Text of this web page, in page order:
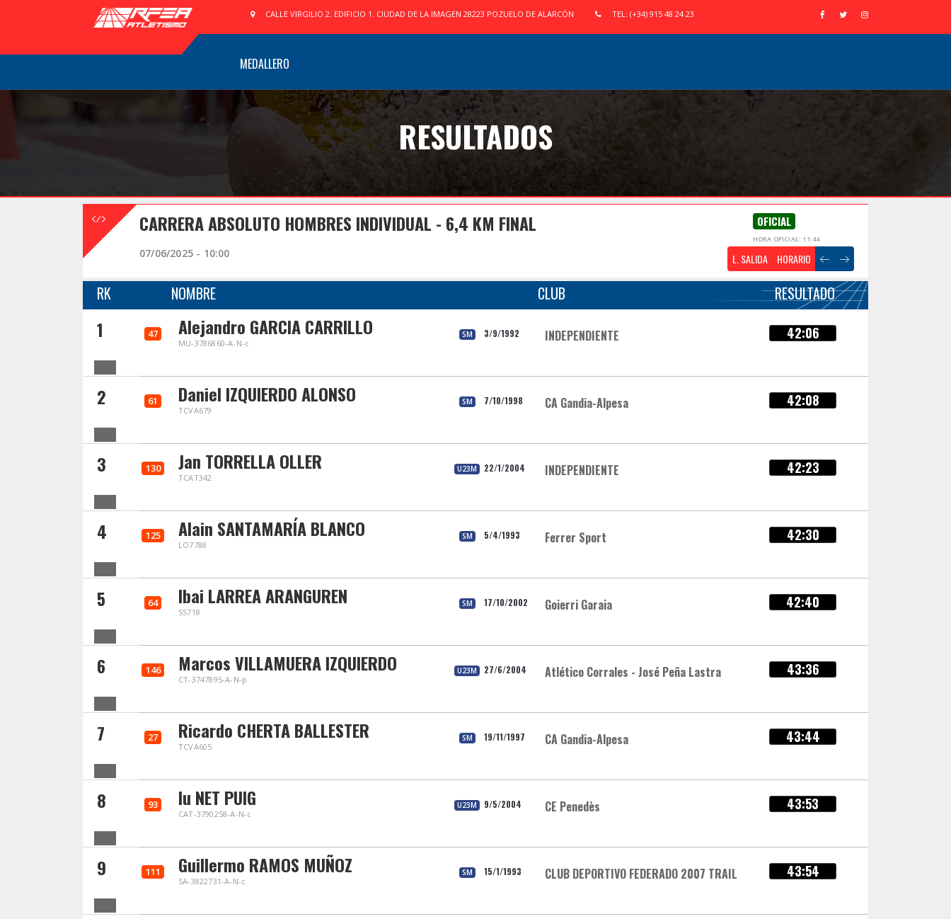
CALLE VIRGILIO 2. EDIFICIO 1. CIUDAD DE LA IMAGEN 28223 POZUELO DE ALARCÓN TEL: (+34) 915 48 24 23
MEDALLERO
RESULTADOS
CARRERA ABSOLUTO HOMBRES INDIVIDUAL - 6,4 KM FINAL OFICIAL
HORA OFICIAL: 11:44
07/06/2025 - 10:00 L. SALIDA HORARIO
RK NOMBRE CLUB RESULTADO
1 47 Alejandro GARCIA CARRILLO
MU-3786860-A-N-c
SM 3/9/1992 INDEPENDIENTE 42:06
2 61 Daniel IZQUIERDO ALONSO
TCVA679
SM 7/10/1998 CA Gandia-Alpesa 42:08
3 130 Jan TORRELLA OLLER
TCAT342
U23M 22/1/2004 INDEPENDIENTE 42:23
4 125 Alain SANTAMARÍA BLANCO
LO7788
SM 5/4/1993 Ferrer Sport 42:30
5 64 Ibai LARREA ARANGUREN
SS718
SM 17/10/2002 Goierri Garaia 42:40
6 146 Marcos VILLAMUERA IZQUIERDO
CT-3747895-A-N-p
U23M 27/6/2004 Atlético Corrales - José Peña Lastra 43:36
7 27 Ricardo CHERTA BALLESTER
TCVA605
SM 19/11/1997 CA Gandia-Alpesa 43:44
8 93 Iu NET PUIG
CAT-3790258-A-N-c
U23M 9/5/2004 CE Penedès 43:53
9 111 Guillermo RAMOS MUÑOZ
SA-3822731-A-N-c
SM 15/1/1993 CLUB DEPORTIVO FEDERADO 2007 TRAIL 43:54